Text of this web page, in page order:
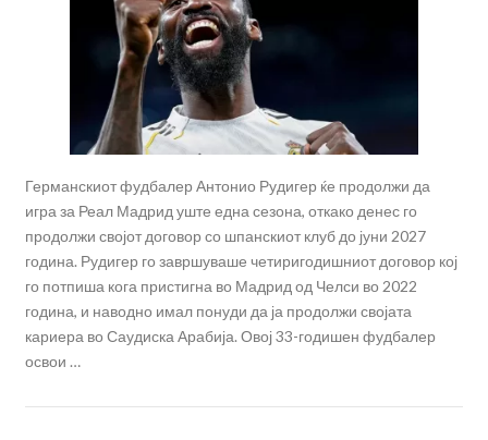
Германскиот фудбалер Антонио Рудигер ќе продолжи да
игра за Реал Мадрид уште една сезона, откако денес го
продолжи својот договор со шпанскиот клуб до јуни 2027
година. Рудигер го завршуваше четиригодишниот договор кој
го потпиша кога пристигна во Мадрид од Челси во 2022
година, и наводно имал понуди да ја продолжи својата
кариера во Саудиска Арабија. Овој 33-годишен фудбалер
освои …